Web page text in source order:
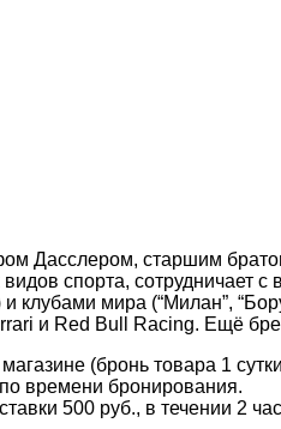
Дасслером, старшим
спорта,
мира (“Милан”,
и Red Bull Racing. Ещё
(бронь товара 1
времени бронирования.
500 руб., в течении 2